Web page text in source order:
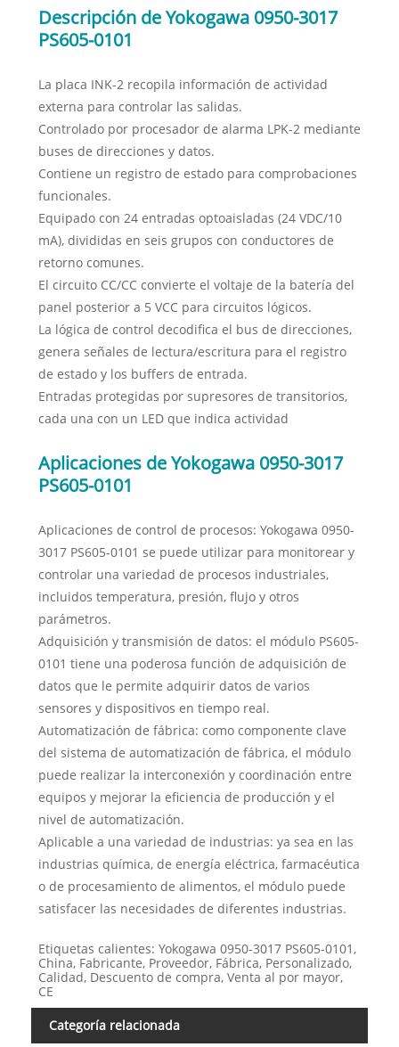
Descripción de Yokogawa 0950-3017
PS605-0101
La placa INK-2 recopila información de actividad
externa para controlar las salidas.
Controlado por procesador de alarma LPK-2 mediante
buses de direcciones y datos.
Contiene un registro de estado para comprobaciones
funcionales.
Equipado con 24 entradas optoaisladas (24 VDC/10
mA), divididas en seis grupos con conductores de
retorno comunes.
El circuito CC/CC convierte el voltaje de la batería del
panel posterior a 5 VCC para circuitos lógicos.
La lógica de control decodifica el bus de direcciones,
genera señales de lectura/escritura para el registro
de estado y los buffers de entrada.
Entradas protegidas por supresores de transitorios,
cada una con un LED que indica actividad
Aplicaciones de Yokogawa 0950-3017
PS605-0101
Aplicaciones de control de procesos: Yokogawa 0950-
3017 PS605-0101 se puede utilizar para monitorear y
controlar una variedad de procesos industriales,
incluidos temperatura, presión, flujo y otros
parámetros.
Adquisición y transmisión de datos: el módulo PS605-
0101 tiene una poderosa función de adquisición de
datos que le permite adquirir datos de varios
sensores y dispositivos en tiempo real.
Automatización de fábrica: como componente clave
del sistema de automatización de fábrica, el módulo
puede realizar la interconexión y coordinación entre
equipos y mejorar la eficiencia de producción y el
nivel de automatización.
Aplicable a una variedad de industrias: ya sea en las
industrias química, de energía eléctrica, farmacéutica
o de procesamiento de alimentos, el módulo puede
satisfacer las necesidades de diferentes industrias.
Etiquetas calientes: Yokogawa 0950-3017 PS605-0101,
China, Fabricante, Proveedor, Fábrica, Personalizado,
Calidad, Descuento de compra, Venta al por mayor,
CE
Categoría relacionada